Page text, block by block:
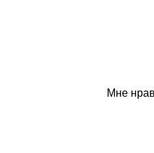
Мне